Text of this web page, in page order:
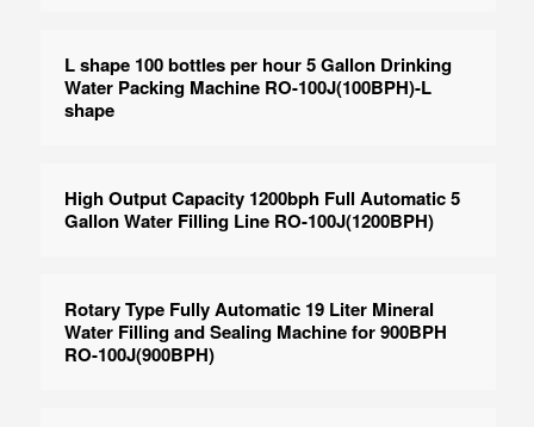
L shape 100 bottles per hour 5 Gallon Drinking
Water Packing Machine RO-100J(100BPH)-L
shape
High Output Capacity 1200bph Full Automatic 5
Gallon Water Filling Line RO-100J(1200BPH)
Rotary Type Fully Automatic 19 Liter Mineral
Water Filling and Sealing Machine for 900BPH
RO-100J(900BPH)